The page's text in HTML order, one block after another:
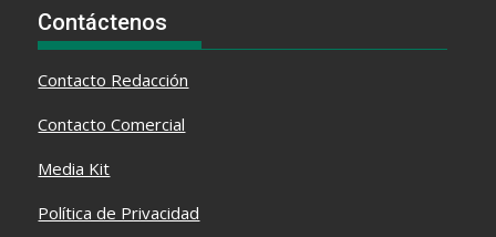
Contáctenos
Contacto Redacción
Contacto Comercial
Media Kit
Política de Privacidad